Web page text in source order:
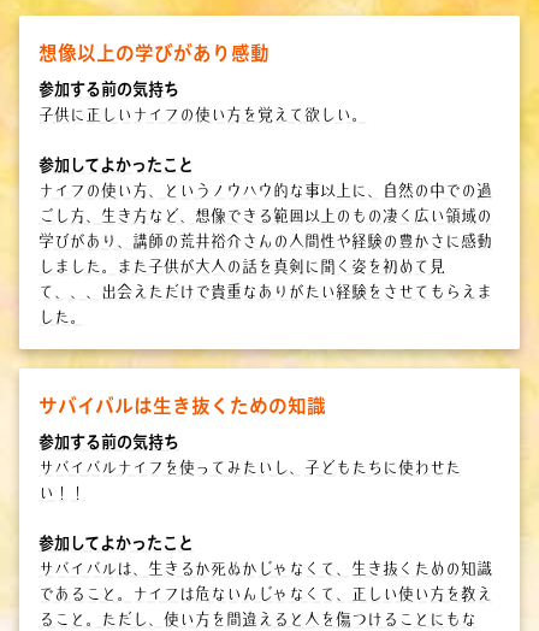
想像以上の学びがあり感動
参加する前の気持ち
子供に正しいナイフの使い方を覚えて欲しい。
参加してよかったこと
ナイフの使い方、というノウハウ的な事以上に、自然の中での過
ごし方、生き方など、想像できる範囲以上のもの凄く広い領域の
学びがあり、講師の荒井裕介さんの人間性や経験の豊かさに感動
しました。また子供が大人の話を真剣に聞く姿を初めて見
て、、、出会えただけで貴重なありがたい経験をさせてもらえま
した。
サバイバルは生き抜くための知識
参加する前の気持ち
サバイバルナイフを使ってみたいし、子どもたちに使わせた
い！！
参加してよかったこと
サバイバルは、生きるか死ぬかじゃなくて、生き抜くための知識
であること。ナイフは危ないんじゃなくて、正しい使い方を教え
ること。ただし、使い方を間違えると人を傷つけることにもな